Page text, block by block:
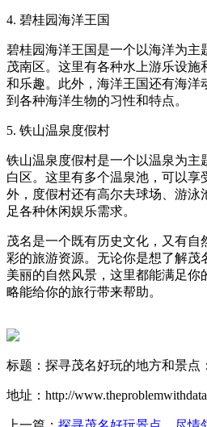
4. 碧桂园海洋王国
碧桂园海洋王国是一个以海洋为主
茂南区。这里有各种水上游乐设施
和乐趣。此外，海洋王国还有海洋
到各种海洋生物的习性和特点。
5. 铁山温泉度假村
铁山温泉度假村是一个以温泉为主
白区。这里有多个温泉池，可以享
外，度假村还有高尔夫球场、游泳
足各种休闲娱乐需求。
茂名是一个既有历史文化，又有自
彩的旅游资源。无论你是想了解茂
美丽的自然风景，这里都能满足你
略能给你的旅行带来帮助。
标题：探寻茂名好玩的地方和景点
地址：http://